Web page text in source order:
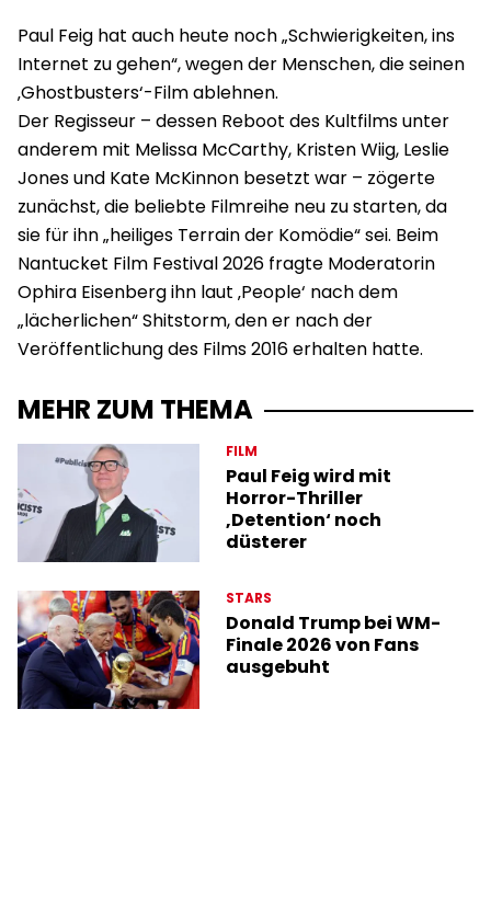
Paul Feig hat auch heute noch „Schwierigkeiten, ins
Internet zu gehen“, wegen der Menschen, die seinen
‚Ghostbusters‘-Film ablehnen.
Der Regisseur – dessen Reboot des Kultfilms unter
anderem mit Melissa McCarthy, Kristen Wiig, Leslie
Jones und Kate McKinnon besetzt war – zögerte
zunächst, die beliebte Filmreihe neu zu starten, da
sie für ihn „heiliges Terrain der Komödie“ sei. Beim
Nantucket Film Festival 2026 fragte Moderatorin
Ophira Eisenberg ihn laut ‚People‘ nach dem
„lächerlichen“ Shitstorm, den er nach der
Veröffentlichung des Films 2016 erhalten hatte.
MEHR ZUM THEMA
FILM
Paul Feig wird mit
Horror-Thriller
‚Detention‘ noch
düsterer
STARS
Donald Trump bei WM-
Finale 2026 von Fans
ausgebuht